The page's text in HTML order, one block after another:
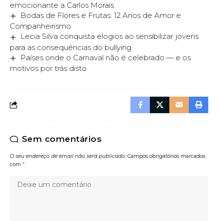
emocionante a Carlos Morais
Bodas de Flores e Frutas: 12 Anos de Amor e
Companheirismo
Lecia Silva conquista elogios ao sensibilizar jovens
para as consequências do bullying
Países onde o Carnaval não é celebrado — e os
motivos por trás disto
Sem comentários
O seu endereço de email não será publicado. Campos obrigatórios marcados
com *